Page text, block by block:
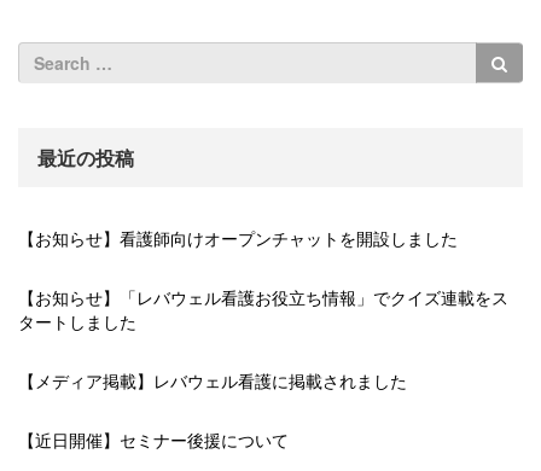
最近の投稿
【お知らせ】看護師向けオープンチャットを開設しました
【お知らせ】「レバウェル看護お役立ち情報」でクイズ連載をス
タートしました
【メディア掲載】レバウェル看護に掲載されました
【近日開催】セミナー後援について